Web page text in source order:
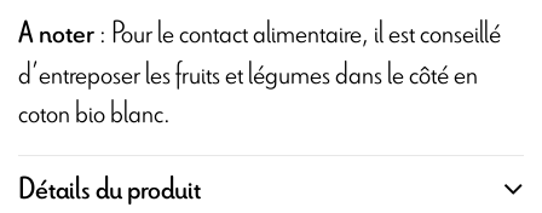
A noter: Pour le contact alimentaire, il est conseillé
d’entreposer les fruits et légumes dans le côté en
coton bio blanc.
Détails du produit